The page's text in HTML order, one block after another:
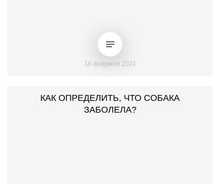
16 февраля 2024
КАК ОПРЕДЕЛИТЬ, ЧТО СОБАКА
ЗАБОЛЕЛА?